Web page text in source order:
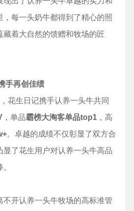
，每一头奶牛都得到了精心的照
藏着大自然的馈赠和牧场的匠
手再创佳绩
花生日记携手认养一头牛共同
，单品霸榜大淘客单品top1 ，高
。卓越的成绩不仅彰显了双方合
显了花生用户对认养一头牛高品
不开认养一头牛牧场的高标准管